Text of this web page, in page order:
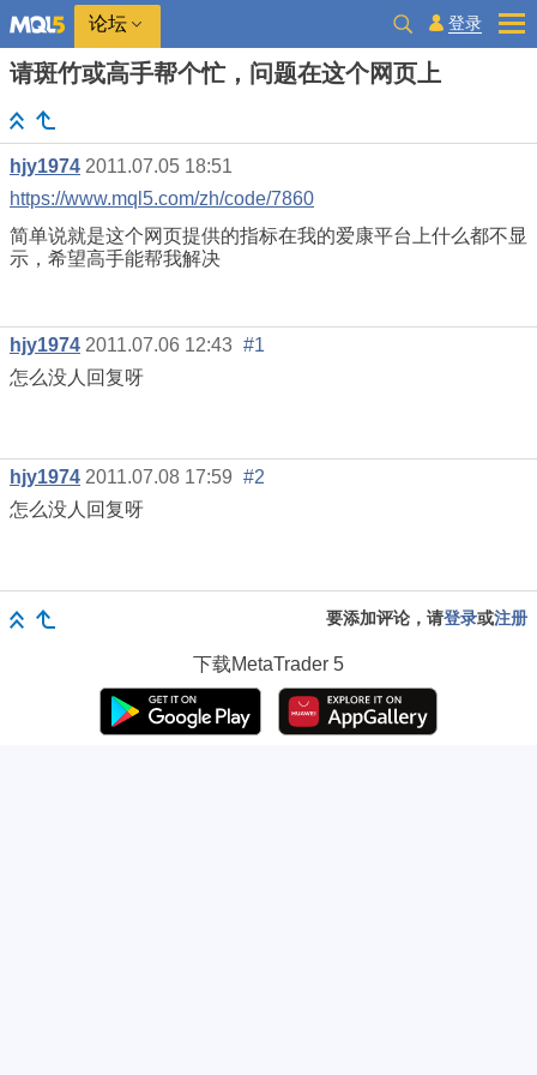
论坛 登录
请斑竹或高手帮个忙，问题在这个网页上
hjy1974 2011.07.05 18:51
https://www.mql5.com/zh/code/7860
简单说就是这个网页提供的指标在我的爱康平台上什么都不显
示，希望高手能帮我解决
hjy1974 2011.07.06 12:43 #1
怎么没人回复呀
hjy1974 2011.07.08 17:59 #2
怎么没人回复呀
要添加评论，请登录或注册
下载MetaTrader 5